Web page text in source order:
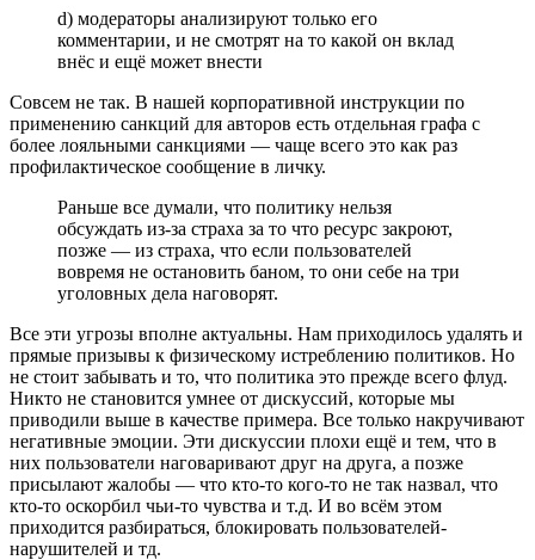
d) модераторы анализируют только его
комментарии, и не смотрят на то какой он вклад
внёс и ещё может внести
Совсем не так. В нашей корпоративной инструкции по
применению санкций для авторов есть отдельная графа с
более лояльными санкциями — чаще всего это как раз
профилактическое сообщение в личку.
Раньше все думали, что политику нельзя
обсуждать из-за страха за то что ресурс закроют,
позже — из страха, что если пользователей
вовремя не остановить баном, то они себе на три
уголовных дела наговорят.
Все эти угрозы вполне актуальны. Нам приходилось удалять и
прямые призывы к физическому истреблению политиков. Но
не стоит забывать и то, что политика это прежде всего флуд.
Никто не становится умнее от дискуссий, которые мы
приводили выше в качестве примера. Все только накручивают
негативные эмоции. Эти дискуссии плохи ещё и тем, что в
них пользователи наговаривают друг на друга, а позже
присылают жалобы — что кто-то кого-то не так назвал, что
кто-то оскорбил чьи-то чувства и т.д. И во всём этом
приходится разбираться, блокировать пользователей-
нарушителей и тд.